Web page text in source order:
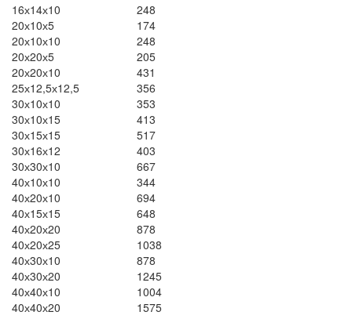
16х14х10
248
20х10х5
174
20х10х10
248
20х20х5
205
20х20х10
431
25х12,5х12,5
356
30х10х10
353
30х10х15
413
30х15х15
517
30х16х12
403
30х30х10
667
40х10х10
344
40х20х10
694
40х15х15
648
40х20х20
878
40х20х25
1038
40х30х10
878
40х30х20
1245
40х40х10
1004
40х40х20
1575